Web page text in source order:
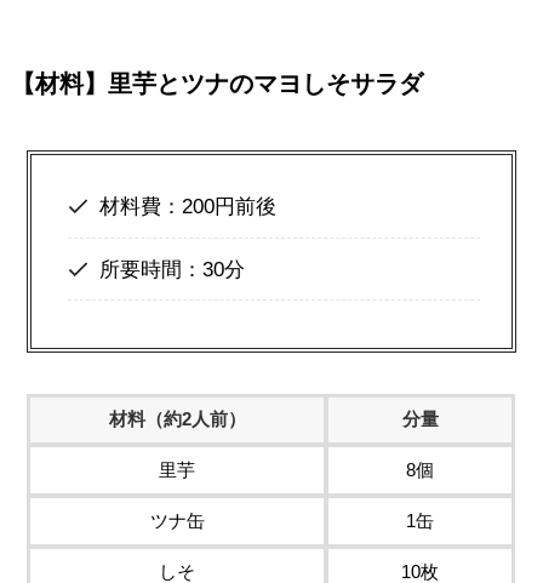
【材料】里芋とツナのマヨしそサラダ
材料費：200円前後
所要時間：30分
材料（約2人前） 分量
里芋 8個
ツナ缶 1缶
しそ 10枚